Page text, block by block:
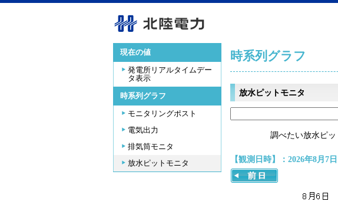
現在の値
発電所リアルタイムデー
タ表示
時系列グラフ
モニタリングポスト
電気出力
排気筒モニタ
放水ピットモニタ
時系列グラフ
放水ピットモニタ
調べたい放水ピ
【観測日時】：2026年8月7